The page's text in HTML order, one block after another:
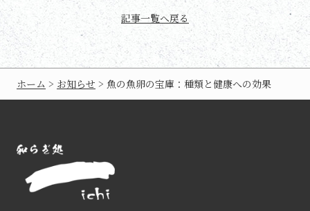
記事一覧へ戻る
ホーム > お知らせ > 魚の魚卵の宝庫：種類と健康への効果